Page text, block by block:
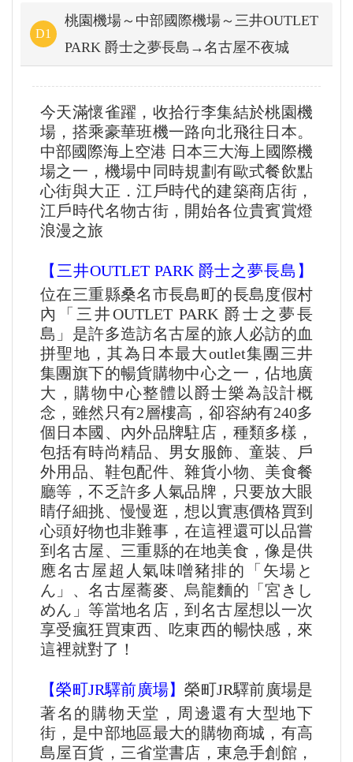
D1
桃園機場～中部國際機場～三井OUTLET
PARK 爵士之夢長島→名古屋不夜城
今天滿懷雀躍，收拾行李集結於桃園機
場，搭乘豪華班機一路向北飛往日本。
中部國際海上空港 日本三大海上國際機
場之一，機場中同時規劃有歐式餐飲點
心街與大正．江戶時代的建築商店街，
江戶時代名物古街，開始各位貴賓賞燈
浪漫之旅
【三井OUTLET PARK 爵士之夢長島】
位在三重縣桑名市長島町的長島度假村
內「三井OUTLET PARK 爵士之夢長
島」是許多造訪名古屋的旅人必訪的血
拼聖地，其為日本最大outlet集團三井
集團旗下的暢貨購物中心之一，佔地廣
大，購物中心整體以爵士樂為設計概
念，雖然只有2層樓高，卻容納有240多
個日本國、內外品牌駐店，種類多樣，
包括有時尚精品、男女服飾、童裝、戶
外用品、鞋包配件、雜貨小物、美食餐
廳等，不乏許多人氣品牌，只要放大眼
睛仔細挑、慢慢逛，想以實惠價格買到
心頭好物也非難事，在這裡還可以品嘗
到名古屋、三重縣的在地美食，像是供
應名古屋超人氣味噌豬排的「矢場と
ん」、名古屋蕎麥、烏龍麵的「宮きし
めん」等當地名店，到名古屋想以一次
享受瘋狂買東西、吃東西的暢快感，來
這裡就對了！
【榮町JR驛前廣場】榮町JR驛前廣場是
著名的購物天堂，周邊還有大型地下
街，是中部地區最大的購物商城，有高
島屋百貨，三省堂書店，東急手創館，